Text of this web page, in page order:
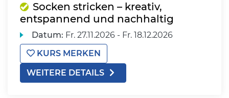
Socken stricken – kreativ,
entspannend und nachhaltig
Datum: Fr. 27.11.2026 - Fr. 18.12.2026
KURS MERKEN
WEITERE DETAILS